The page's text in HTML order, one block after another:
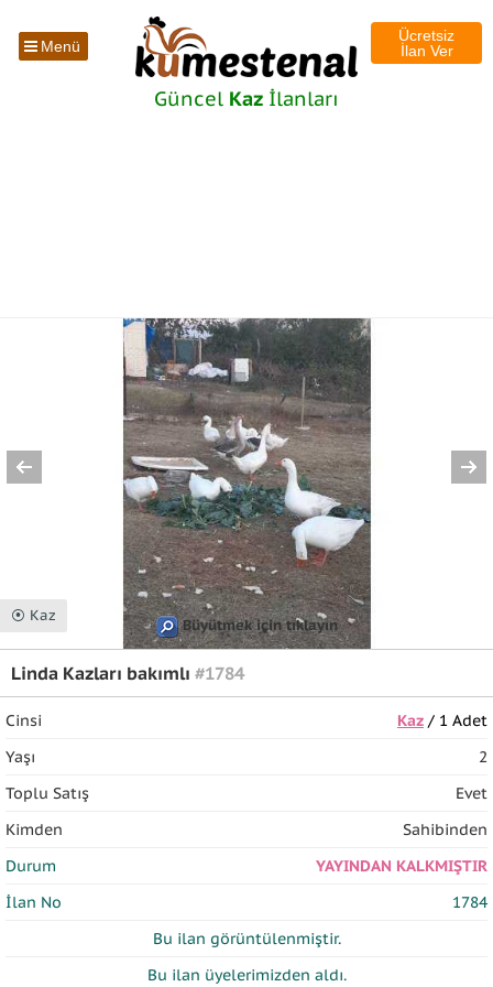
Menü
Ücretsiz
İlan Ver
Güncel Kaz İlanları
⦿ Kaz
Büyütmek için tıklayın
Linda Kazları bakımlı #1784
Cinsi Kaz/ 1 Adet
Yaşı
2
Toplu Satış
Evet
Kimden
Sahibinden
Durum
YAYINDAN KALKMIŞTIR
İlan No
1784
Bu ilan görüntülenmiştir.
Bu ilan üyelerimizden aldı.